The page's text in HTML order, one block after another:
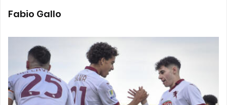
Fabio Gallo